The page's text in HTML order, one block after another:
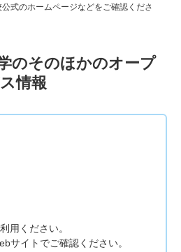
式のホームページなどをご確認くださ
のそのほかのオープ
情報
用ください。
サイトでご確認ください。